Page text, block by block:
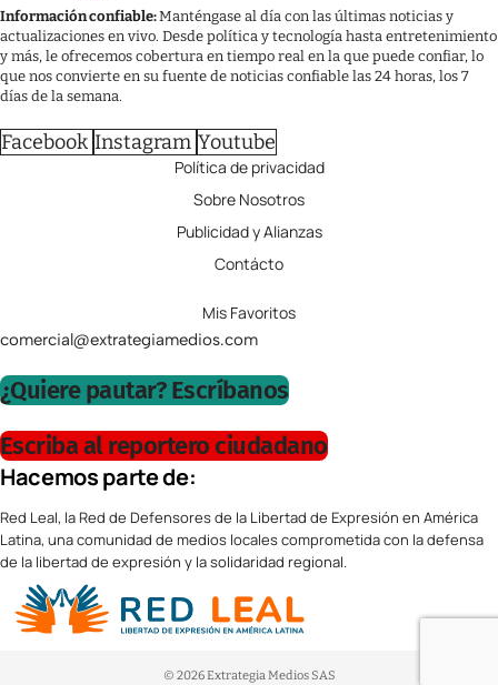
Información confiable:Manténgase al día con las últimas noticias y
actualizaciones en vivo. Desde política y tecnología hasta entretenimiento
y más, le ofrecemos cobertura en tiempo real en la que puede confiar, lo
que nos convierte en su fuente de noticias confiable las 24 horas, los 7
días de la semana.
Facebook Instagram Youtube
Política de privacidad
Sobre Nosotros
Publicidad y Alianzas
Contácto
Mis Favoritos
comercial@extrategiamedios.com
¿Quiere pautar? Escríbanos
Escriba al reportero ciudadano
Hacemos parte de:
Red Leal, la Red de Defensores de la Libertad de Expresión en América
Latina, una comunidad de medios locales comprometida con la defensa
de la libertad de expresión y la solidaridad regional.
© 2026 Extrategia Medios SAS